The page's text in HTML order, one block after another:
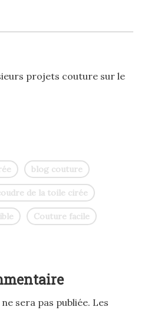
projets couture sur le
blog couture
de la toile cirée
Couture facile
sera pas publiée. Les